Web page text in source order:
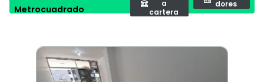
Metrocuadrado
a
cartera
dores